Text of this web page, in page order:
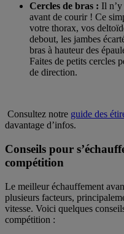
Cercles de bras : Il n’y
avant de courir ! Ce
votre thorax, vos
debout, les jambes
bras à hauteur des
Faites de petits cercles
de direction.
Consultez notre guide des
davantage d’infos.
Conseils pour
compétition
Le meilleur échauffement
plusieurs facteurs,
vitesse. Voici quelques
compétition :